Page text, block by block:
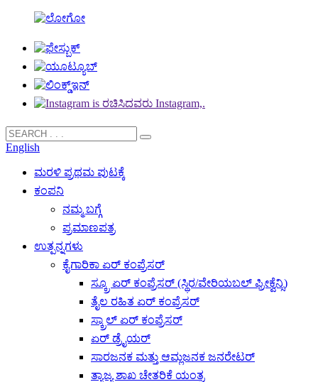
English
ಮರಳಿ ಪ್ರಥಮ ಪುಟಕ್ಕೆ
ಕಂಪನಿ
ನಮ್ಮ ಬಗ್ಗೆ
ಪ್ರಮಾಣಪತ್ರ
ಉತ್ಪನ್ನಗಳು
ಕೈಗಾರಿಕಾ ಏರ್ ಕಂಪ್ರೆಸರ್
ಸ್ಕ್ರೂ ಏರ್ ಕಂಪ್ರೆಸರ್ (ಸ್ಥಿರ/ವೇರಿಯಬಲ್ ಫ್ರೀಕ್ವೆನ್ಸಿ)
ತೈಲ ರಹಿತ ಏರ್ ಕಂಪ್ರೆಸರ್
ಸ್ಕ್ರಾಲ್ ಏರ್ ಕಂಪ್ರೆಸರ್
ಏರ್ ಡ್ರೈಯರ್
ಸಾರಜನಕ ಮತ್ತು ಆಮ್ಲಜನಕ ಜನರೇಟರ್
ತ್ಯಾಜ್ಯ ಶಾಖ ಚೇತರಿಕೆ ಯಂತ್ರ